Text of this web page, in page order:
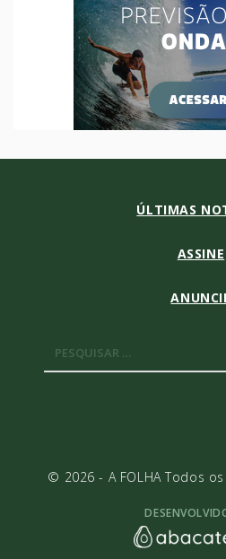
ÚLTIMAS
ASSINE
© 2026 - A FOLHA Todos